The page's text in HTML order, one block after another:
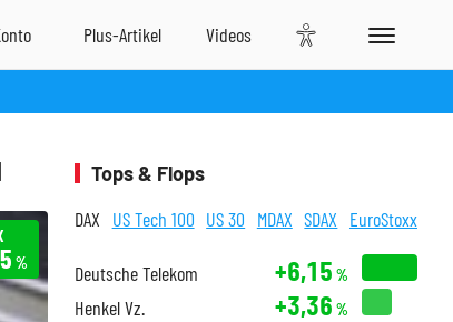
%
Tops & Flops
DAX US Tech 100 US 30 MDAX SDAX EuroStoxx
Deutsche Telekom +6,15 %
Henkel Vz. +3,36 %